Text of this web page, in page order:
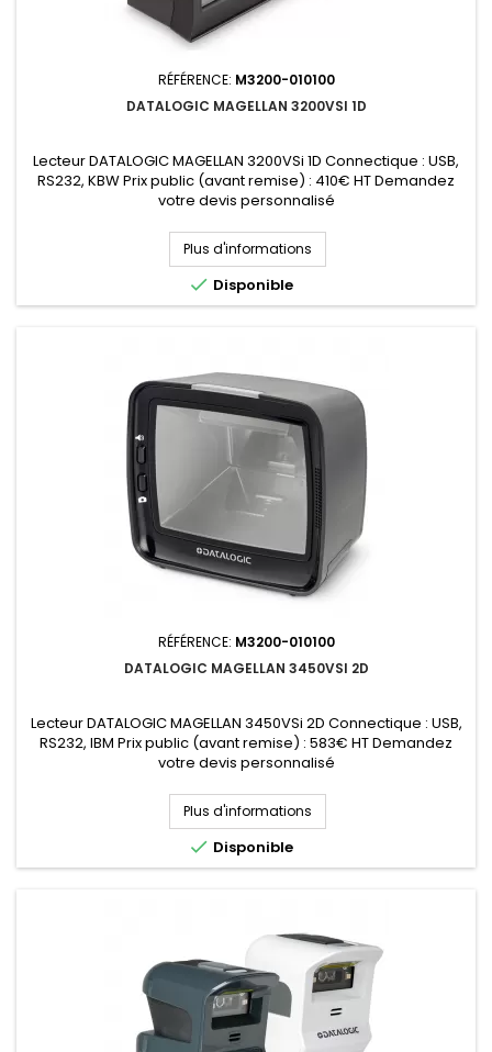
RÉFÉRENCE: M3200-010100
DATALOGIC MAGELLAN 3200VSI 1D
Lecteur DATALOGIC MAGELLAN 3200VSi 1D Connectique : USB,
RS232, KBW Prix public (avant remise) : 410€ HT Demandez
votre devis personnalisé
Plus d'informations
 Disponible
RÉFÉRENCE: M3200-010100
DATALOGIC MAGELLAN 3450VSI 2D
Lecteur DATALOGIC MAGELLAN 3450VSi 2D Connectique : USB,
RS232, IBM Prix public (avant remise) : 583€ HT Demandez
votre devis personnalisé
Plus d'informations
 Disponible